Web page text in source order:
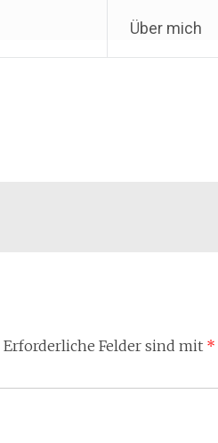
Über mich
Erforderliche Felder sind mit *